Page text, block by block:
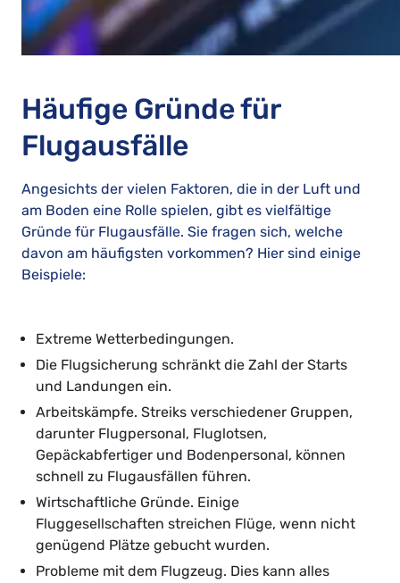
Häufige Gründe für
Flugausfälle
Angesichts der vielen Faktoren, die in der Luft und
am Boden eine Rolle spielen, gibt es vielfältige
Gründe für Flugausfälle. Sie fragen sich, welche
davon am häufigsten vorkommen? Hier sind einige
Beispiele:
Extreme Wetterbedingungen.
Die Flugsicherung schränkt die Zahl der Starts
und Landungen ein.
Arbeitskämpfe. Streiks verschiedener Gruppen,
darunter Flugpersonal, Fluglotsen,
Gepäckabfertiger und Bodenpersonal, können
schnell zu Flugausfällen führen.
Wirtschaftliche Gründe. Einige
Fluggesellschaften streichen Flüge, wenn nicht
genügend Plätze gebucht wurden.
Probleme mit dem Flugzeug. Dies kann alles